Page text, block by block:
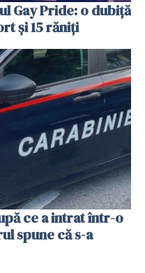
Gay Pride: o dubiță
și 15 răniți
ce a intrat într-o
spune că s-a